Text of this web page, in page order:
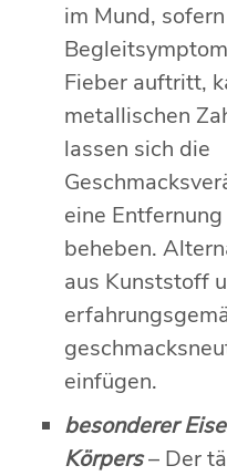
im Mund,
Fieber auftritt,
metallischen
lassen sich die
eine
beheben.
aus Kunststoff
einfügen.
besonderer
Körpers– Der